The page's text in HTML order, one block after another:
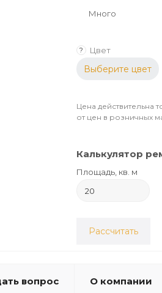
Много
? Цвет
Выберите цвет
Цена действительна
от цен в розничных
Калькулятор
Площадь, кв. м
Рассчитать
вопрос О компании